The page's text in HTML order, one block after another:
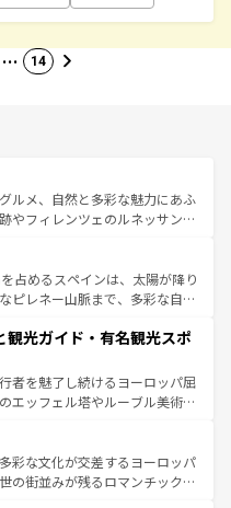
… 14
ルメ、自然と多彩な魅力にあふ
やフィレンツェのルネッサンス
田園風景やアマルフィ海岸の絶
ない。観光の合間には、本場の
イタリア料理を堪能することも
忘れられない旅をしてみよう！
は
占めるスペインは、太陽が降り
ピレネー山脈まで、多彩な自然
情熱的なフラメンコ、熱気あふ
タパスが生活の一部となってい
された雰囲気や、バルセロナの
地方では古代ローマ遺跡や中世
気候が異なるスペインはその個
性で訪れる人を魅了する。 なお、新着のスペイン情報は コ
しい。
観光ガイド・有名観光スポ
者を魅了し続けるヨーロッパ屈
エッフェル塔やルーブル美術館
いる。華麗な宮殿、歴史的な大
て豊かな自然が、訪れる者を心
ンスは美食の国としても知ら
彩な文化が交差するヨーロッパ
の街並みが残るロマンチック街